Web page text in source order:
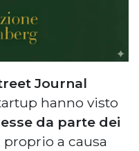
Journal
hanno visto
da parte dei
proprio a causa